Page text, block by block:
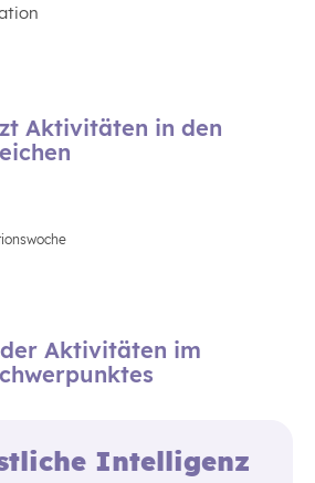
Aktivitäten in den
Aktivitäten im
Intelligenz